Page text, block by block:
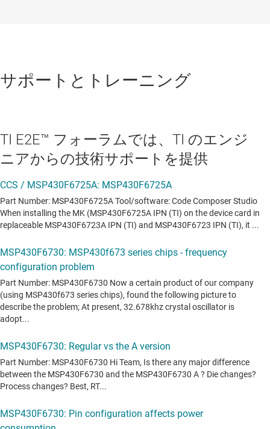
サポートとトレーニング
TI E2E™ フォーラムでは、TI のエンジ
ニアからの技術サポートを提供